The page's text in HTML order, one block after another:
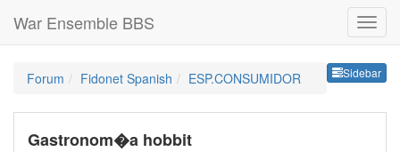
War Ensemble BBS
Sidebar
Forum Fidonet Spanish ESP.CONSUMIDOR
Gastronom�a hobbit